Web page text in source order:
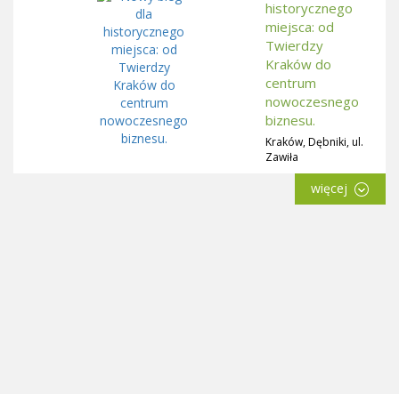
historycznego
miejsca: od
Twierdzy
Kraków do
centrum
nowoczesnego
biznesu.
Kraków, Dębniki, ul.
Zawiła
więcej